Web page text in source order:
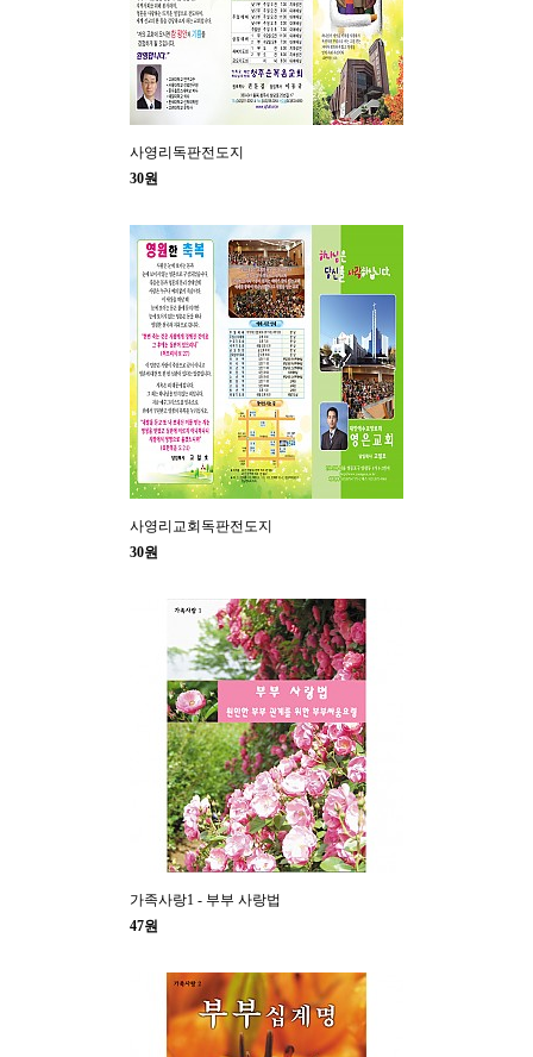
사영리독판전도지
30원
사영리교회독판전도지
30원
가족사랑1 - 부부 사랑법
47원